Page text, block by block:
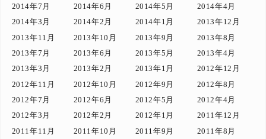
2014年7月
2014年6月 2014年5月
2014年4月
2014年3月
2014年2月 2014年1月
2013年12月
2013年11月
2013年10月 2013年9月
2013年8月
2013年7月
2013年6月 2013年5月
2013年4月
2013年3月
2013年2月 2013年1月
2012年12月
2012年11月
2012年10月 2012年9月
2012年8月
2012年7月
2012年6月 2012年5月
2012年4月
2012年3月
2012年2月 2012年1月
2011年12月
2011年11月
2011年10月 2011年9月
2011年8月